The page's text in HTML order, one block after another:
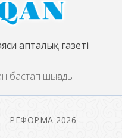
апталық газеті
бастап шығады
РЕФОРМА 2026